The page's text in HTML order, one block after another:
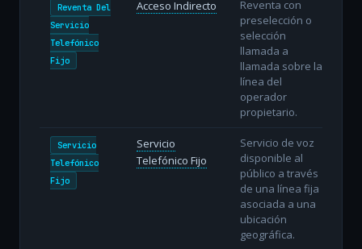
Reventa Del
Servicio
Telefónico
Fijo
Acceso Indirecto
Reventa con
preselección o
selección
llamada a
llamada sobre la
línea del
operador
propietario.
Servicio
Telefónico
Fijo
Servicio
Telefónico Fijo
Servicio de voz
disponible al
público a través
de una línea fija
asociada a una
ubicación
geográfica.